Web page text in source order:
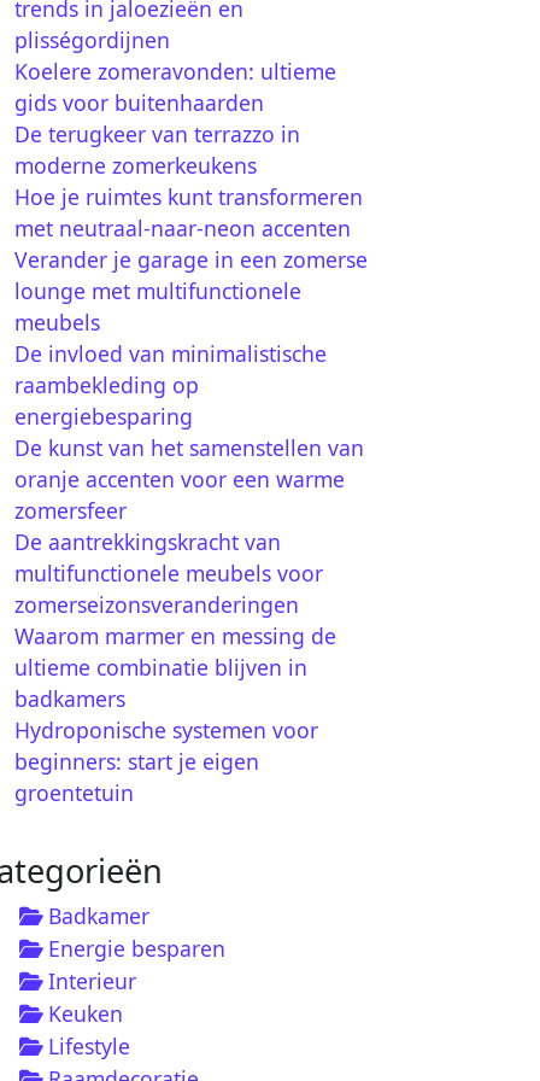
trends in jaloezieën en
plisségordijnen
Koelere zomeravonden: ultieme
gids voor buitenhaarden
De terugkeer van terrazzo in
moderne zomerkeukens
Hoe je ruimtes kunt transformeren
met neutraal-naar-neon accenten
Verander je garage in een zomerse
lounge met multifunctionele
meubels
De invloed van minimalistische
raambekleding op
energiebesparing
De kunst van het samenstellen van
oranje accenten voor een warme
zomersfeer
De aantrekkingskracht van
multifunctionele meubels voor
zomerseizonsveranderingen
Waarom marmer en messing de
ultieme combinatie blijven in
badkamers
Hydroponische systemen voor
beginners: start je eigen
groentetuin
Badkamer
Energie besparen
Interieur
Keuken
Lifestyle